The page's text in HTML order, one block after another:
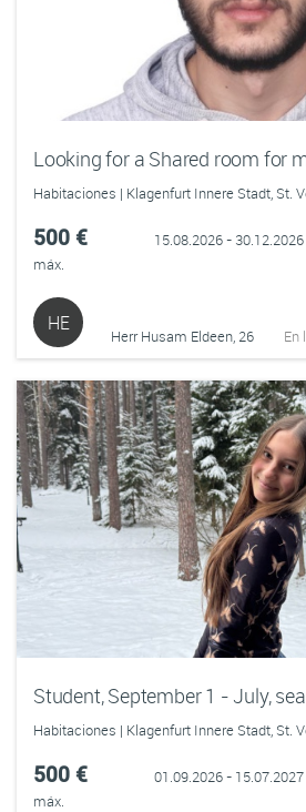
Looking for a Shared room for
500 €
máx.
15.08.2026 - 30.12.2026
HE
Herr Husam Eldeen, 26 En
500 €
máx.
01.09.2026 - 15.07.2027